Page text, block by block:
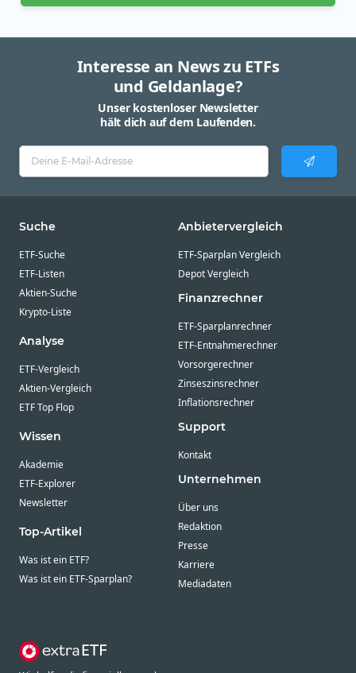
Interesse an News zu ETFs
und Geldanlage?
Unser kostenloser Newsletter
hält dich auf dem Laufenden.
Suche
ETF-Suche
ETF-Listen
Aktien-Suche
Krypto-Liste
Analyse
ETF-Vergleich
Aktien-Vergleich
ETF Top Flop
Wissen
Akademie
ETF-Explorer
Newsletter
Top-Artikel
Was ist ein ETF?
Was ist ein ETF-Sparplan?
Anbietervergleich
ETF-Sparplan Vergleich
Depot Vergleich
Finanzrechner
ETF-Sparplanrechner
ETF-Entnahmerechner
Vorsorgerechner
Zinseszinsrechner
Inflationsrechner
Support
Kontakt
Unternehmen
Über uns
Redaktion
Presse
Karriere
Mediadaten